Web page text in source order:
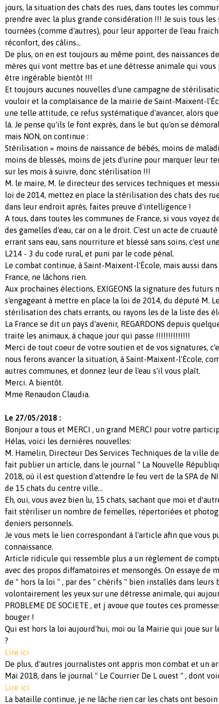
jours, la situation des chats des rues, dans toutes les
prendre avec la plus grande considération !!! Je suis tous les
tournées (comme d'autres), pour leur apporter de l'eau
réconfort, des câlins...
De plus, on en est toujours au même point, des naissances
mères qui vont mettre bas et une détresse animale qui vous
être ingérable bientôt !!!
Et toujours aucunes nouvelles d'une campagne de
vouloir et la complaisance de la mairie de Saint-Maixent-
une telle attitude, ce refus systématique d'avancer, alors
là. Je pense qu'ils le font exprès, dans le but qu'on se
mais NON, on continue :
Stérilisation = moins de naissance de bébés, moins de
moins de blessés, moins de jets d'urine pour marquer leur
sur les mois à suivre, donc stérilisation !!!
M. le maire, M. le directeur des services techniques et
loi de 2014, mettez en place la stérilisation des chats des
dans leur endroit après, faites preuve d'intelligence !
A tous, dans toutes les communes de France, si vous voyez
des gamelles d'eau, car on a le droit. C'est un acte de
errant sans eau, sans nourriture et blessé sans soins, c'est
L214 - 3 du code rural, et puni par le code pénal.
Le combat continue, à Saint-Maixent-l'École, mais aussi
France, ne lâchons rien.
Aux prochaines élections, EXIGEONS la signature des futurs
s'engageant à mettre en place la loi de 2014, du député M.
stérilisation des chats errants, ou rayons les de la liste des
La France se dit un pays d'avenir, REGARDONS depuis
traite les animaux, à chaque jour qui passe !!!!!!!!!!!!!!
Merci de tout coeur de votre soutien et de vos signatures,
nous ferons avancer la situation, à Saint-Maixent-l'École,
autres communes, et donnez leur de l'eau s'il vous plaît.
Merci. A bientôt.
Mme Renaudon Claudia.
Le 27/05/2018 :
Bonjour a tous et MERCI , un grand MERCI pour votre
Hélas, voici les dernières nouvelles:
M. Hamelin, Directeur Des Services Techniques de la ville
fait publier un article, dans le journal " La Nouvelle
2018, où il est question d'attendre le feu vert de la SPA de
de 15 chats du centre ville...
Eh, oui, vous avez bien lu, 15 chats, sachant que moi et
fait stériliser un nombre de femelles, répertoriées et
deniers personnels.
Je vous mets le lien correspondant à l'article afin que vous
connaissance.
Article ridicule qui ressemble plus a un règlement de
avec des propos diffamatoires et mensongés. On essaye de
de " hors la loi " , par des " chérifs " bien installés dans leurs
volontairement les yeux sur une détresse animale, qui
PROBLEME DE SOCIETE , et j avoue que toutes ces
bouger !
Qui est hors la loi aujourd'hui, moi ou la Mairie qui joue sur
?
Lire ici
De plus, d'autres journalistes ont appris mon combat et un
Mai 2018, dans le journal " Le Courrier De L ouest " , dont
Lire ici
La bataille continue, je ne lâche rien car les chats ont